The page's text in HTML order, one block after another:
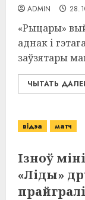
ADMIN
«Рыцары»
аднак і
заўзятары
ЧЫТАТЬ
відэа матч
Ізноў
«Ліды»